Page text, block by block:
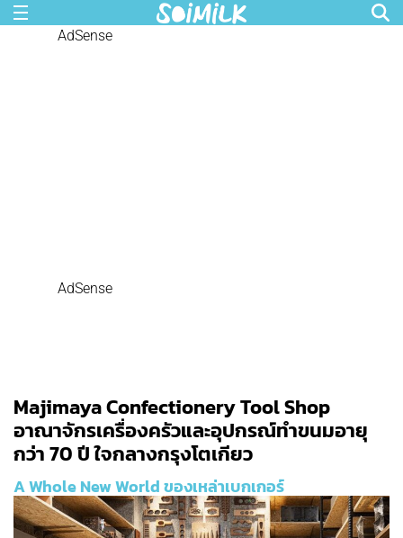
AdSense
AdSense
Majimaya Confectionery Tool Shop
อาณาจักรเครื่องครัวและอุปกรณ์ทำขนมอายุ
กว่า 70 ปี ใจกลางกรุงโตเกียว
A Whole New World ของเหล่าเบกเกอร์